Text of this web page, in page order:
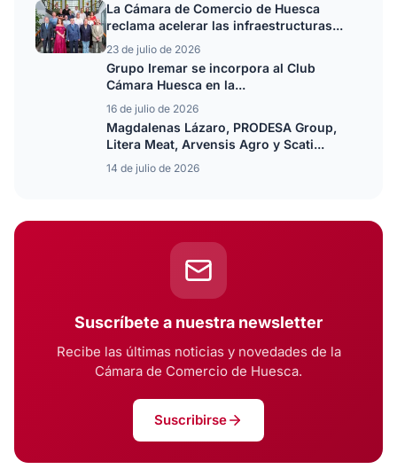
La Cámara de Comercio de Huesca
reclama acelerar las infraestructuras...
23 de julio de 2026
Grupo Iremar se incorpora al Club
Cámara Huesca en la...
16 de julio de 2026
Magdalenas Lázaro, PRODESA Group,
Litera Meat, Arvensis Agro y Scati...
14 de julio de 2026
Suscríbete a nuestra newsletter
Recibe las últimas noticias y novedades de la
Cámara de Comercio de Huesca.
Suscribirse